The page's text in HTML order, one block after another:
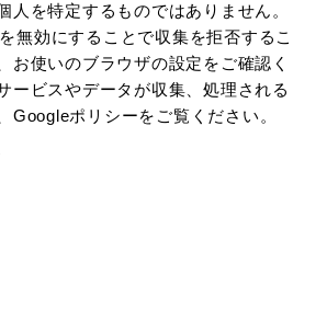
人を特定するものではありません。
無効にすることで収集を拒否するこ
お使いのブラウザの設定をご確認く
ービスやデータが収集、処理される
Googleポリシーをご覧ください。